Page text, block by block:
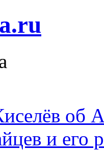
об
и его